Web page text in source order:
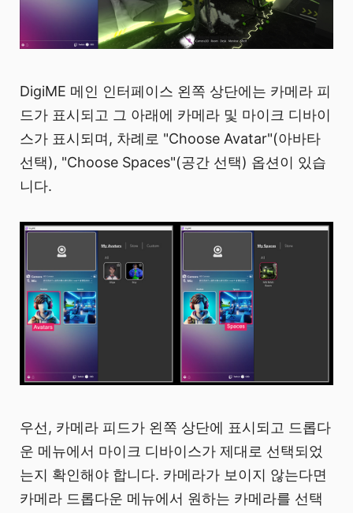
DigiME 메인 인터페이스 왼쪽 상단에는 카메라 피
드가 표시되고 그 아래에 카메라 및 마이크 디바이
스가 표시되며, 차례로 "Choose Avatar"(아바타
선택), "Choose Spaces"(공간 선택) 옵션이 있습
니다.
우선, 카메라 피드가 왼쪽 상단에 표시되고 드롭다
운 메뉴에서 마이크 디바이스가 제대로 선택되었
는지 확인해야 합니다. 카메라가 보이지 않는다면
카메라 드롭다운 메뉴에서 원하는 카메라를 선택